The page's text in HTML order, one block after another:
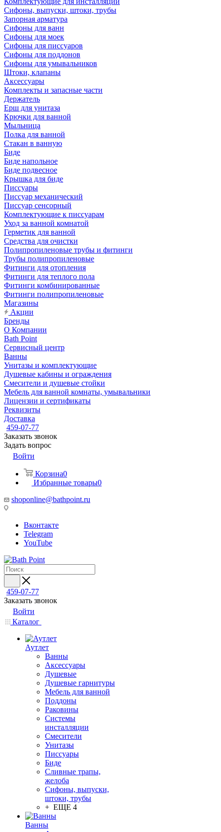
Сифоны, выпуски, штоки, трубы
Запорная арматура
Сифоны для ванн
Сифоны для моек
Сифоны для писсуаров
Сифоны для поддонов
Сифоны для умывальников
Штоки, клапаны
Аксессуары
Комплекты и запасные части
Держатель
Ерш для унитаза
Крючки для ванной
Мыльница
Полка для ванной
Стакан в ванную
Биде
Биде напольное
Биде подвесное
Крышка для биде
Писсуары
Писсуар механический
Писсуар сенсорный
Комплектующие к писсуарам
Уход за ванной комнатой
Герметик для ванной
Средства для очистки
Полипропиленовые трубы и фитинги
Трубы полипропиленовые
Фитинги для отопления
Фитинги для теплого пола
Фитинги комбинированные
Фитинги полипропиленовые
Магазины
Акции
Бренды
О Компании
Bath Point
Сервисный центр
Ванны
Унитазы и комплектующие
Душевые кабины и ограждения
Смесители и душевые стойки
Мебель для ванной комнаты, умывальники
Лицензии и сертификаты
Реквизиты
Доставка
459-07-77
Заказать звонок
Задать вопрос
Войти
Корзина0
Избранные товары0
shoponline@bathpoint.ru
Вконтакте
Telegram
YouTube
459-07-77
Заказать звонок
Войти
Каталог
Аутлет
Ванны
Аксессуары
Душевые
Душевые гарнитуры
Мебель для ванной
Поддоны
Раковины
Системы
инсталляции
Смесители
Унитазы
Писсуары
Биде
Сливные трапы,
желоба
Сифоны, выпуски,
штоки, трубы
+ ЕЩЕ 4
Ванны